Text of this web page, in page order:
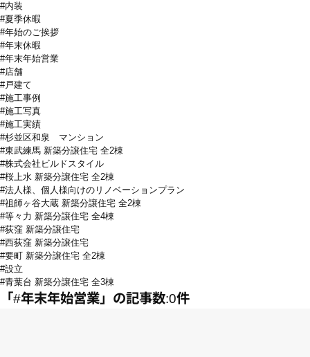
#内装
#夏季休暇
#年始のご挨拶
#年末休暇
#年末年始営業
#店舗
#戸建て
#施工事例
#施工写真
#施工実績
#杉並区和泉 マンション
#東武練馬 新築分譲住宅 全2棟
#株式会社ビルドスタイル
#桜上水 新築分譲住宅 全2棟
#法人様、個人様向けのリノベーションプラン
#祖師ヶ谷大蔵 新築分譲住宅 全2棟
#等々力 新築分譲住宅 全4棟
#荻窪 新築分譲住宅
#西荻窪 新築分譲住宅
#要町 新築分譲住宅 全2棟
#設立
#青葉台 新築分譲住宅 全3棟
「#年末年始営業」の記事数:0件